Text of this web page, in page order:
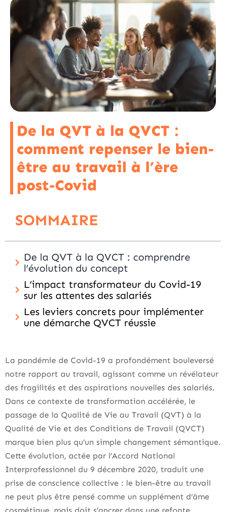
De la QVT à la QVCT :
comment repenser le bien-
être au travail à l’ère
post-Covid
SOMMAIRE
De la QVT à la QVCT : comprendre
l’évolution du concept
L’impact transformateur du Covid-19
sur les attentes des salariés
Les leviers concrets pour implémenter
une démarche QVCT réussie
La pandémie de Covid-19 a profondément bouleversé
notre rapport au travail, agissant comme un révélateur
des fragilités et des aspirations nouvelles des salariés.
Dans ce contexte de transformation accélérée, le
passage de la Qualité de Vie au Travail (QVT) à la
Qualité de Vie et des Conditions de Travail (QVCT)
marque bien plus qu’un simple changement sémantique.
Cette évolution, actée par l’Accord National
Interprofessionnel du 9 décembre 2020, traduit une
prise de conscience collective : le bien-être au travail
ne peut plus être pensé comme un supplément d’âme